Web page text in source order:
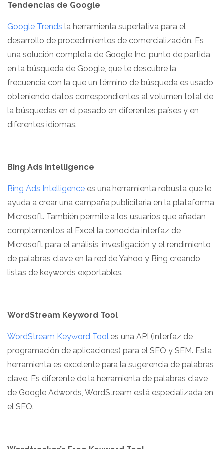
Tendencias de Google
Google Trends la herramienta superlativa para el
desarrollo de procedimientos de comercialización. Es
una solución completa de Google Inc. punto de partida
en la búsqueda de Google, que te descubre la
frecuencia con la que un término de búsqueda es usado,
obteniendo datos correspondientes al volumen total de
la búsquedas en el pasado en diferentes países y en
diferentes idiomas.
Bing Ads Intelligence
Bing Ads Intelligence es una herramienta robusta que le
ayuda a crear una campaña publicitaria en la plataforma
Microsoft. También permite a los usuarios que añadan
complementos al Excel la conocida interfaz de
Microsoft para el análisis, investigación y el rendimiento
de palabras clave en la red de Yahoo y Bing creando
listas de keywords exportables.
WordStream Keyword Tool
WordStream Keyword Tool es una API (interfaz de
programación de aplicaciones) para el SEO y SEM. Esta
herramienta es excelente para la sugerencia de palabras
clave. Es diferente de la herramienta de palabras clave
de Google Adwords, WordStream está especializada en
el SEO.